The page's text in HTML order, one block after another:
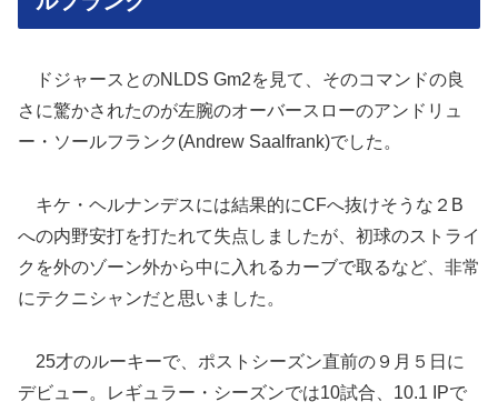
ドジャースとのNLDS Gm2を見て、そのコマンドの良
さに驚かされたのが左腕のオーバースローのアンドリュ
ー・ソールフランク(Andrew Saalfrank)でした。
キケ・ヘルナンデスには結果的にCFへ抜けそうな２B
への内野安打を打たれて失点しましたが、初球のストライ
クを外のゾーン外から中に入れるカーブで取るなど、非常
にテクニシャンだと思いました。
25才のルーキーで、ポストシーズン直前の９月５日に
デビュー。レギュラー・シーズンでは10試合、10.1 IPで